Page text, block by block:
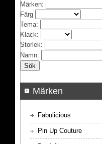
Märken:
Färg
Tema:
Klack:
Storlek:
Namn:
Märken
Fabulicious
Pin Up Couture